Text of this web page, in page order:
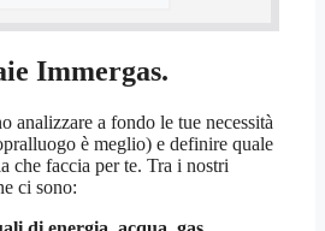
Immergas.
analizzare a fondo le tue necessità
è meglio) e definire quale
che faccia per te. Tra i nostri
ci sono: